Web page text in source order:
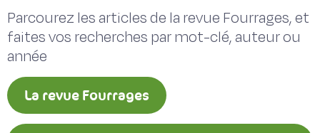
Parcourez les articles de la revue Fourrages, et
faites vos recherches par mot-clé, auteur ou
année
La revue Fourrages